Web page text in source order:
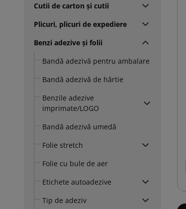
Cutii de carton și cutii
Plicuri, plicuri de expediere
Benzi adezive și folii
Bandă adezivă pentru ambalare
Bandă adezivă de hârtie
Benzile adezive
imprimate/LOGO
Bandă adezivă umedă
Folie stretch
Folie cu bule de aer
Etichete autoadezive
Tip de adeziv